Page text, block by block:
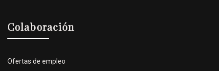
Colaboración
Ofertas de empleo